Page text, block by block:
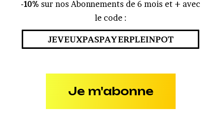
-10% sur nos Abonnements de 6 mois et + avec
le code :
JEVEUXPASPAYERPLEINPOT
Je m'abonne